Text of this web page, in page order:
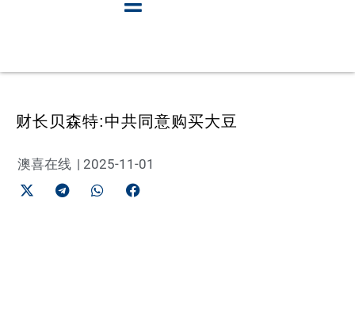
财长贝森特:中共同意购买大豆
澳喜在线 | 2025-11-01